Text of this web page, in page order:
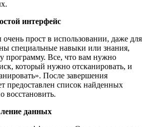
интерфейс
прост в использовании, даже для
специальные навыки или знания,
программу. Все, что вам нужно
который нужно отсканировать, и
После завершения
предоставлен список найденных
восстановить.
данных